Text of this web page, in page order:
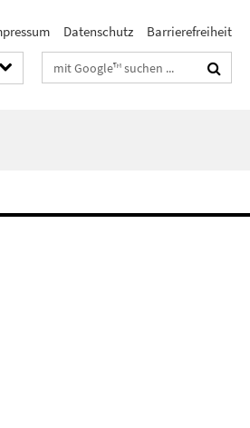
Datenschutz Barrierefreiheit
Suchbegriffe